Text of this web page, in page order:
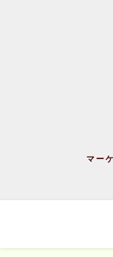
マー